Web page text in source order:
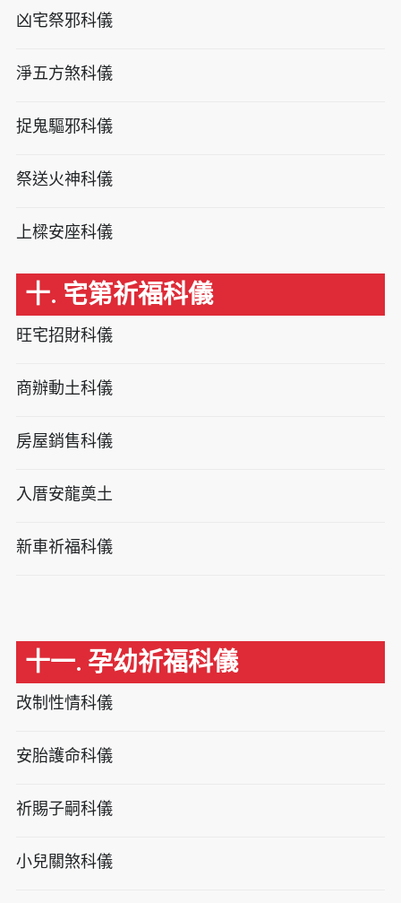
凶宅祭邪科儀
淨五方煞科儀
捉鬼驅邪科儀
祭送火神科儀
上樑安座科儀
十. 宅第祈福科儀
旺宅招財科儀
商辦動土科儀
房屋銷售科儀
入厝安龍奠土
新車祈福科儀
十一. 孕幼祈福科儀
改制性情科儀
安胎護命科儀
祈賜子嗣科儀
小兒關煞科儀